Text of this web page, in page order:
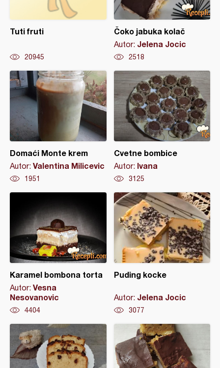
Tuti fruti
20945
Čoko jabuka kolač
Autor: Jelena Jocic
2518
Domaći Monte krem
Autor: Valentina Milicevic
1951
Cvetne bombice
Autor: Ivana
3125
Karamel bombona torta
Autor: Vesna
Nesovanovic
4404
Puding kocke
Autor: Jelena Jocic
3077